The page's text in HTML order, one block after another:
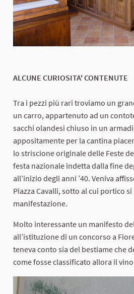
ALCUNE CURIOSITA' CONTENUTE
Tra i pezzi più rari troviamo un
un carro, appartenuto ad un
sacchi olandesi chiuso in un
appositamente per la cantina
lo striscione originale delle Feste
festa nazionale indetta dalla fine
all’inizio degli anni ’40. Veniva
Piazza Cavalli, sotto al cui portico si
manifestazione.
Molto interessante un manifesto
all’istituzione di un concorso a
teneva conto sia del bestiame che
come fosse classificato allora il